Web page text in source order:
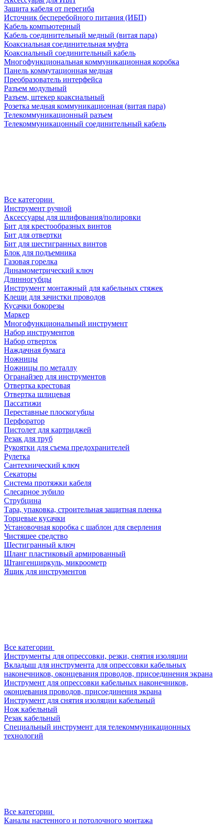
Защита кабеля от перегиба
Источник бесперебойного питания (ИБП)
Кабель компьютерный
Кабель соединительный медный (витая пара)
Коаксиальная соединительная муфта
Коаксиальный соединительный кабель
Многофункциональная коммуникационная коробка
Панель коммутационная медная
Преобразователь интерфейса
Разъем модульный
Разъем, штекер коаксиальный
Розетка медная коммуникационная (витая пара)
Телекоммуникационный разъем
Телекоммуникацонный соединительный кабель
Все категории
Инструмент ручной
Аксессуары для шлифования/полировки
Бит для крестообразных винтов
Бит для отвертки
Бит для шестигранных винтов
Блок для подъемника
Газовая горелка
Динамометрический ключ
Длинногубцы
Инструмент монтажный для кабельных стяжек
Клещи для зачистки проводов
Кусачки бокорезы
Маркер
Многофункциональный инструмент
Набор инструментов
Набор отверток
Наждачная бумага
Ножницы
Ножницы по металлу
Огранайзер для инструментов
Отвертка крестовая
Отвертка шлицевая
Пассатижи
Переставные плоскогубцы
Перфоратор
Пистолет для картриджей
Резак для труб
Рукоятки для съема предохранителей
Рулетка
Сантехнический ключ
Секаторы
Система протяжки кабеля
Слесарное зубило
Струбцина
Тара, упаковка, строительная защитная пленка
Торцевые кусачки
Установочная коробка с шаблон для сверления
Чистящее средство
Шестигранный ключ
Шланг пластиковый армированный
Штангенциркуль, микроометр
Ящик для инструментов
Все категории
Инструменты для опрессовки, резки, снятия изоляции
Вкладыш для инструмента для опрессовки кабельных
наконечников, оконцевания проводов, присоединения экрана
Инструмент для опрессовки кабельных наконечников,
оконцевания проводов, присоединения экрана
Инструмент для снятия изоляции кабельный
Нож кабельный
Резак кабельный
Специальный инструмент для телекоммуникационных
технологий
Все категории
Каналы настенного и потолочного монтажа